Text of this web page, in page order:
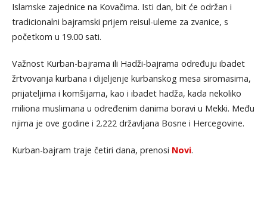
Islamske zajednice na Kovačima. Isti dan, bit će održan i
tradicionalni bajramski prijem reisul-uleme za zvanice, s
početkom u 19.00 sati.
Važnost Kurban-bajrama ili Hadži-bajrama određuju ibadet
žrtvovanja kurbana i dijeljenje kurbanskog mesa siromasima,
prijateljima i komšijama, kao i ibadet hadža, kada nekoliko
miliona muslimana u određenim danima boravi u Mekki. Među
njima je ove godine i 2.222 državljana Bosne i Hercegovine.
Kurban-bajram traje četiri dana, prenosi Novi.